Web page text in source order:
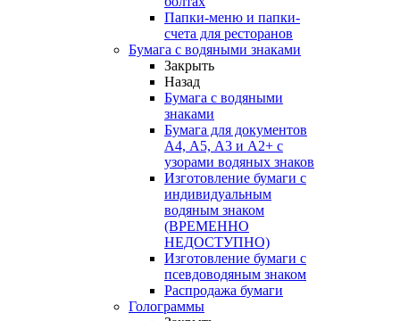
Папки-меню и папки-
счета для ресторанов
Бумага с водяными знаками
Закрыть
Назад
Бумага с водяными
знаками
Бумага для документов
А4, А5, А3 и А2+ с
узорами водяных знаков
Изготовление бумаги с
индивидуальным
водяным знаком
(ВРЕМЕННО
НЕДОСТУПНО)
Изготовление бумаги с
псевдоводяным знаком
Распродажа бумаги
Голограммы